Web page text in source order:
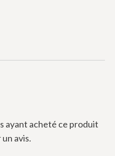
ayant acheté ce produit
avis.